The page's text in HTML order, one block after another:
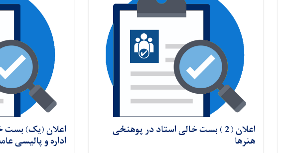
اعلان ( 2 ) بست خالی استاد در پوهنځی
هنرها
اعلان (یک) بست
اداره و پالیسی